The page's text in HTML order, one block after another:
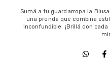
Sumá a tu guardarropa la
una prenda que combina
inconfundible. ¡Brillá con